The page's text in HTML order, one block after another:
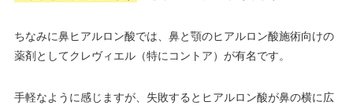
ちなみに鼻ヒアルロン酸では、鼻と顎のヒアルロン酸施術向けの
薬剤としてクレヴィエル（特にコントア）が有名です。
手軽なように感じますが、失敗するとヒアルロン酸が鼻の横に広